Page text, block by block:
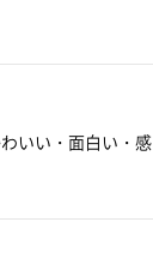
いい・面白い・感